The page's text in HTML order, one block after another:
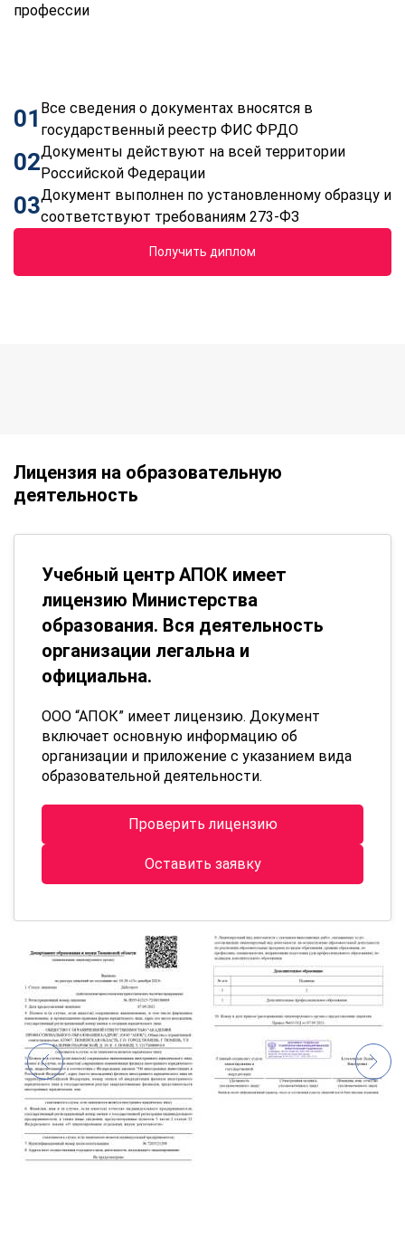
профессии
01 Все сведения о документах вносятся в
государственный реестр ФИС ФРДО
02Документы действуют на всей территории
Российской Федерации
03Документ выполнен по установленному образцу и
соответствуют требованиям 273-ФЗ
Получить диплом
Лицензия на образовательную
деятельность
Учебный центр АПОК имеет
лицензию Министерства
образования. Вся деятельность
организации легальна и
официальна.
ООО “АПОК” имеет лицензию. Документ
включает основную информацию об
организации и приложение с указанием вида
образовательной деятельности.
Проверить лицензию
Оставить заявку